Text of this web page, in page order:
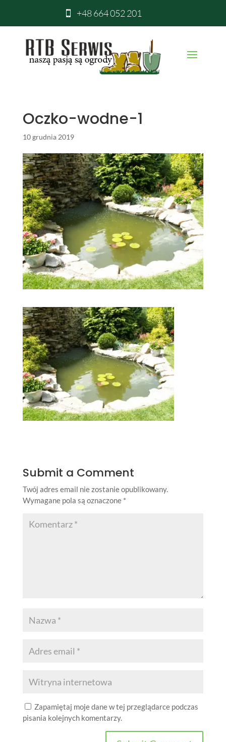
 +48 664 052 201
Oczko-wodne-1
10 grudnia 2019
Submit a Comment
Twój adres email nie zostanie opublikowany.
Wymagane pola są oznaczone *
Zapamiętaj moje dane w tej przeglądarce podczas
pisania kolejnych komentarzy.